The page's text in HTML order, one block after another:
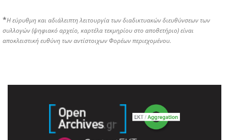
*Η εύρυθμη και αδιάλειπτη λειτουργία των διαδικτυακών διευθύνσεων των
συλλογών (ψηφιακό αρχείο, καρτέλα τεκμηρίου στο αποθετήριο) είναι
αποκλειστική ευθύνη των αντίστοιχων Φορέων περιεχομένου.